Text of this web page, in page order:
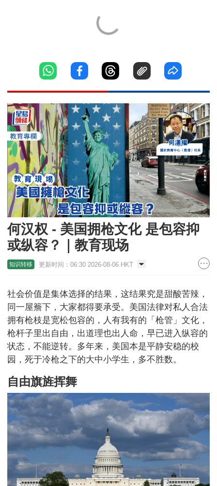
何汉权 - 美国拥枪文化 是包容抑
或纵容？｜教育现场
知识转移 更新时间：06:30 2026-08-06 HKT
社会价值是集体选择的结果，这结果究是甜酸苦辣，
同一屋簷下，大家都得要承受。美国法律对私人合法
拥有枪枝是宽松包容的，人有我有的「枪管」文化，
枪杆子里出自由，出道理也出人命，早已进入纵容的
状态，不能逆转。多年来，美国本是平静安稳的校
园，死于冷枪之下的大中小学生，多不胜数。
自由旗旌挥舞